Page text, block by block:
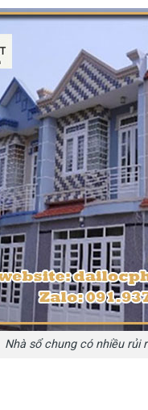
Nhà sổ chung có nhiều rủi